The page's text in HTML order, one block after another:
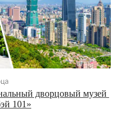
дворцовый музей
101»